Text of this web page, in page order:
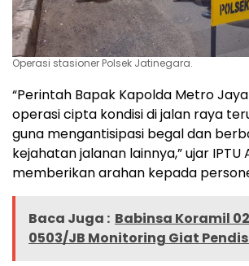
Operasi stasioner Polsek Jatinegara.
“Perintah Bapak Kapolda Metro
operasi cipta kondisi di jalan raya
guna mengantisipasi begal dan
kejahatan jalanan lainnya,” ujar IPTU
memberikan arahan kepada
Baca Juga : Babinsa Koramil
0503/JB Monitoring Giat